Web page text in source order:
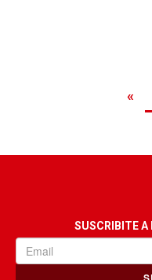
«
SUSCRIBITE A